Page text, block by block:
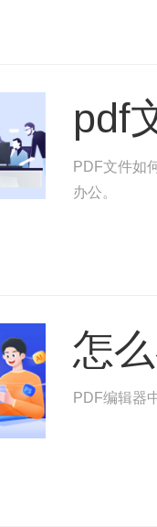
pdf
PDF文件如
办公。
怎
PDF编辑器